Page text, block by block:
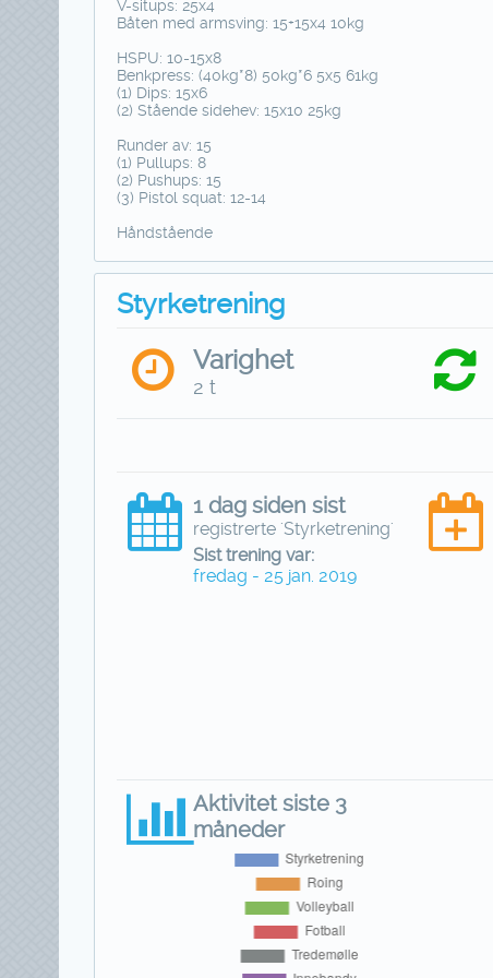
V-situps: 25x4
Båten med armsving: 15+15x4 10kg
HSPU: 10-15x8
Benkpress: (40kg*8) 50kg*6 5x5 61kg
(1) Dips: 15x6
(2) Stående sidehev: 15x10 25kg
Runder av: 15
(1) Pullups: 8
(2) Pushups: 15
(3) Pistol squat: 12-14
Håndstående
Styrketrening
Varighet
2 t
1 dag siden sist
registrerte 'Styrketrening'
Sist trening var:
fredag - 25 jan. 2019
Aktivitet siste 3
måneder